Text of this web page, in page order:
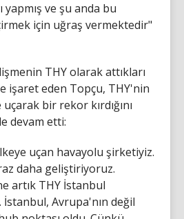
yapmış ve şu anda bu
için uğraş vermektedir"
THY olarak attıkları
işaret eden Topçu, THY'nin
bir rekor kırdığını
devam etti:
uçan havayolu şirketiyiz.
daha geliştiriyoruz.
artık THY İstanbul
İstanbul, Avrupa'nın değil